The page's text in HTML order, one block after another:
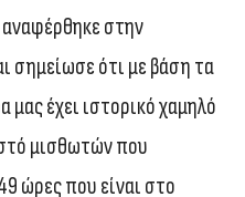
στην
σημείωσε ότι με βάση τα
έχει ιστορικό χαμηλό
μισθωτών που
ώρες που είναι στο